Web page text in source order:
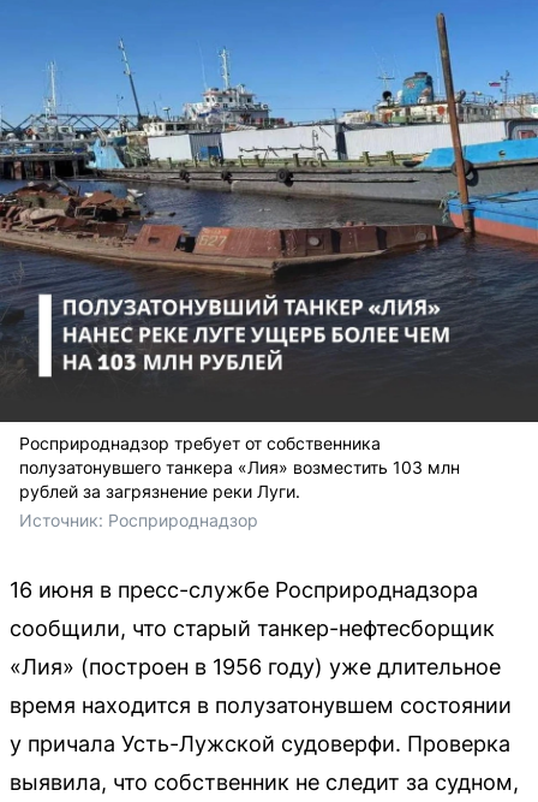
Росприроднадзор требует от собственника
полузатонувшего танкера «Лия» возместить 103 млн
рублей за загрязнение реки Луги.
Источник: Росприроднадзор
16 июня в пресс-службе Росприроднадзора
сообщили, что старый танкер-нефтесборщик
«Лия» (построен в 1956 году) уже длительное
время находится в полузатонувшем состоянии
у причала Усть-Лужской судоверфи. Проверка
выявила, что собственник не следит за судном,